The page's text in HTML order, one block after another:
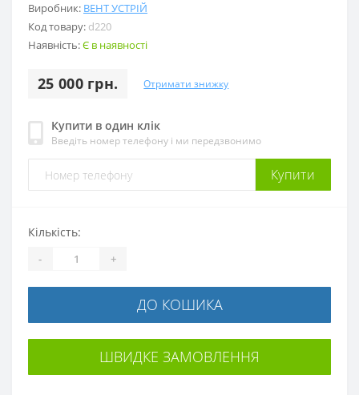
Виробник: ВЕНТ УСТРІЙ
Код товару: d220
Наявність:Є в наявності
25 000 грн. Отримати знижку
Купити в один клік
Введіть номер телефону і ми передзвонимо
Купити
Кількість:
- +
ДО КОШИКА
ШВИДКЕ ЗАМОВЛЕННЯ